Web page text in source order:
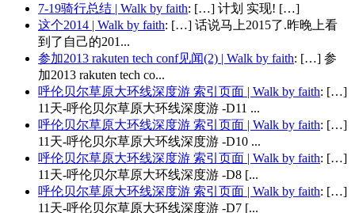
7-19骑行总结 | Walk by faith: […] 计划 实现! […]
这个2014 | Walk by faith: […] 话说马上2015了.昨晚上看
到了自己的201...
参加2013 rakuten tech conf见闻(2) | Walk by faith: […] 参
加2013 rakuten tech co...
呼伦贝尔草原大环线深度游 索引页面 | Walk by faith: […]
11天-呼伦贝尔草原大环线深度游 -D11 ...
呼伦贝尔草原大环线深度游 索引页面 | Walk by faith: […]
11天-呼伦贝尔草原大环线深度游 -D10 ...
呼伦贝尔草原大环线深度游 索引页面 | Walk by faith: […]
11天-呼伦贝尔草原大环线深度游 -D8 [...
呼伦贝尔草原大环线深度游 索引页面 | Walk by faith: […]
11天-呼伦贝尔草原大环线深度游 -D7 [...